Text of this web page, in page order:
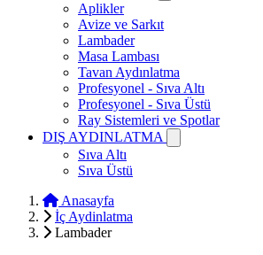
Aplikler
Avize ve Sarkıt
Lambader
Masa Lambası
Tavan Aydınlatma
Profesyonel - Sıva Altı
Profesyonel - Sıva Üstü
Ray Sistemleri ve Spotlar
DIŞ AYDINLATMA
Sıva Altı
Sıva Üstü
Anasayfa
İç Aydinlatma
Lambader